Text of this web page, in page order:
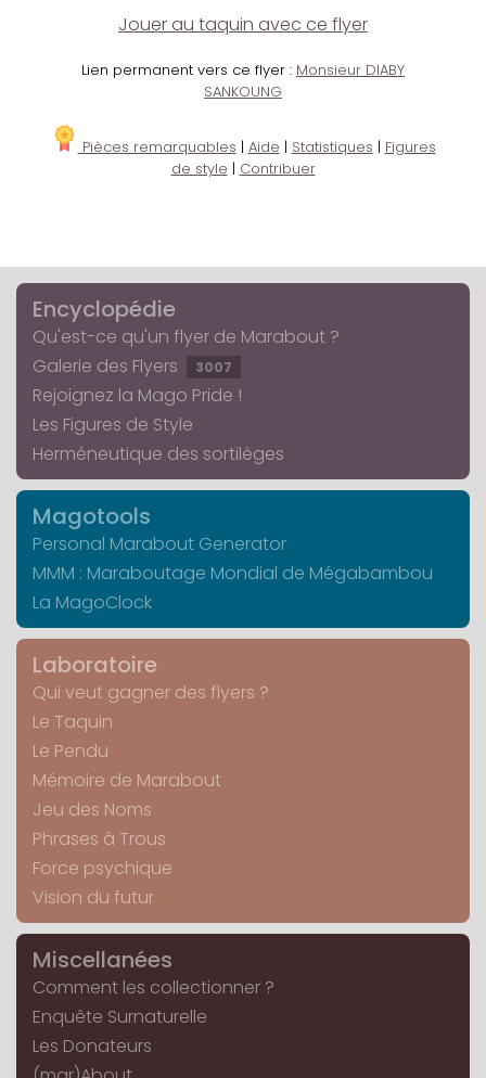
Jouer au taquin avec ce flyer
Lien permanent vers ce flyer : Monsieur DIABY
SANKOUNG
Pièces remarquables | Aide | Statistiques | Figures
de style | Contribuer
Encyclopédie
Qu'est-ce qu'un flyer de Marabout ?
Galerie des Flyers
3007
Rejoignez la Mago Pride !
Les Figures de Style
Herméneutique des sortilèges
Magotools
Personal Marabout Generator
MMM : Maraboutage Mondial de Mégabambou
La MagoClock
Laboratoire
Qui veut gagner des flyers ?
Le Taquin
Le Pendu
Mémoire de Marabout
Jeu des Noms
Phrases à Trous
Force psychique
Vision du futur
Miscellanées
Comment les collectionner ?
Enquête Surnaturelle
Les Donateurs